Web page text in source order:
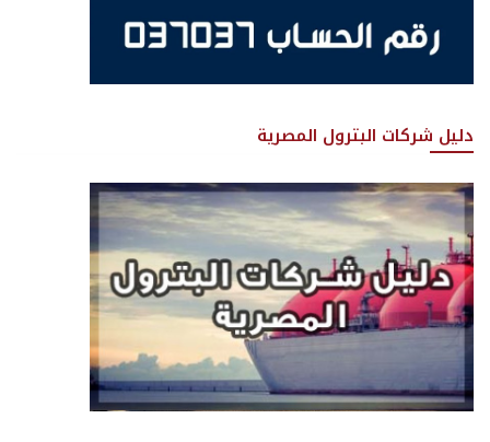
دليل شركات البترول المصرية